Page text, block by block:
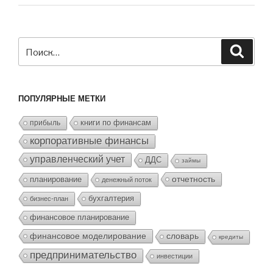
ПОПУЛЯРНЫЕ МЕТКИ
прибыль книги по финансам
корпоративные финансы
управленческий учет ДДС займы
планирование денежный поток отчетность
бизнес-план бухгалтерия
финансовое планирование
финансовое моделирование словарь кредиты
предпринимательство инвестиции